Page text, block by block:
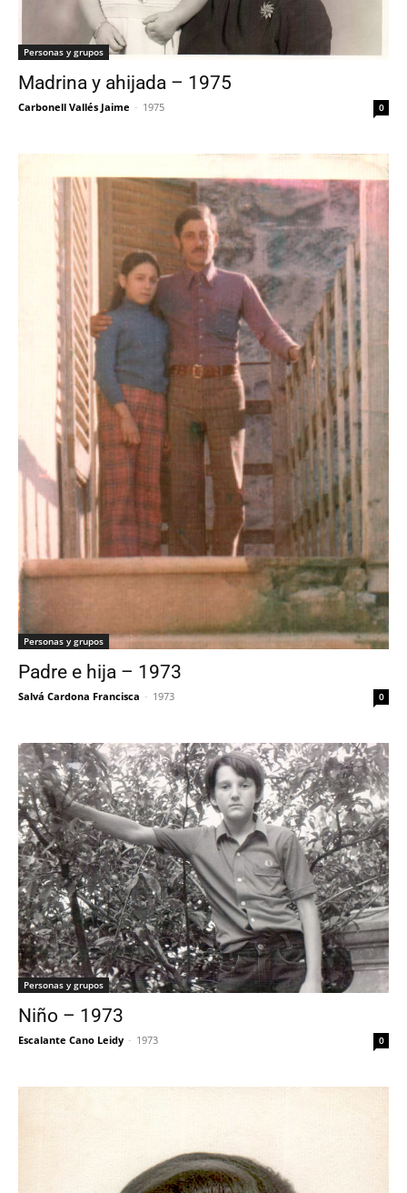
Personas y grupos
Madrina y ahijada – 1975
Carbonell Vallés Jaime - 1975 0
Personas y grupos
Padre e hija – 1973
Salvá Cardona Francisca - 1973 0
Personas y grupos
Niño – 1973
Escalante Cano Leidy - 1973 0